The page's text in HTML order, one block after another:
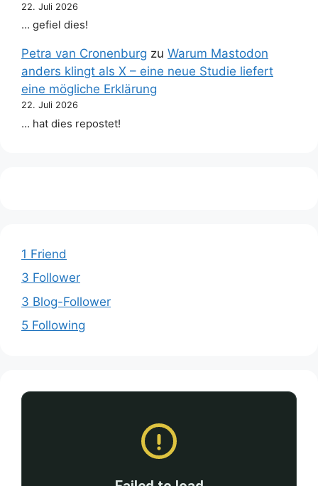
22. Juli 2026
… gefiel dies!
Petra van Cronenburg zu Warum Mastodon
anders klingt als X – eine neue Studie liefert
eine mögliche Erklärung
22. Juli 2026
… hat dies repostet!
1 Friend
3 Follower
3 Blog-Follower
5 Following